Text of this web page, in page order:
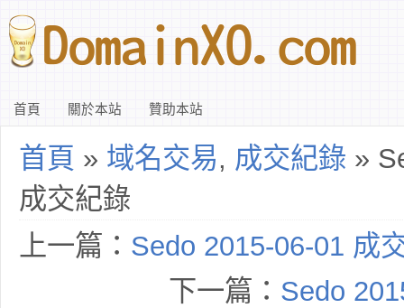
首頁 關於本站 贊助本站
首頁 » 域名交易, 成交紀錄 »
成交紀錄
上一篇： Sedo 2015-06-01 成
下一篇： Sedo